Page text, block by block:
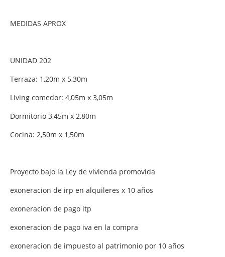
MEDIDAS APROX
UNIDAD 202
Terraza: 1,20m x 5,30m
Living comedor: 4,05m x 3,05m
Dormitorio 3,45m x 2,80m
Cocina: 2,50m x 1,50m
Proyecto bajo la Ley de vivienda promovida
exoneracion de irp en alquileres x 10 años
exoneracion de pago itp
exoneracion de pago iva en la compra
exoneracion de impuesto al patrimonio por 10 años